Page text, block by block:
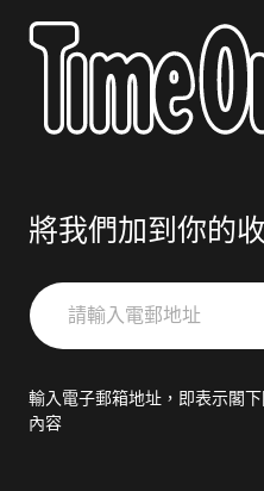
將我們加到你的
請
輸
郵
輸入電子郵箱地址，即表示閣下
內容